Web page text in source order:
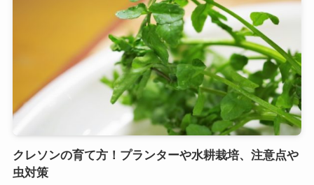
クレソンの育て方！プランターや水耕栽培、注意点や
虫対策